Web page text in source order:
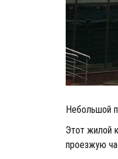
Небольшой
Этот жилой
проезжую